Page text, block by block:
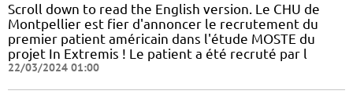
Scroll down to read the English version. Le CHU de
Montpellier est fier d'annoncer le recrutement du
premier patient américain dans l'étude MOSTE du
projet In Extremis ! Le patient a été recruté par l
22/03/2024 01:00